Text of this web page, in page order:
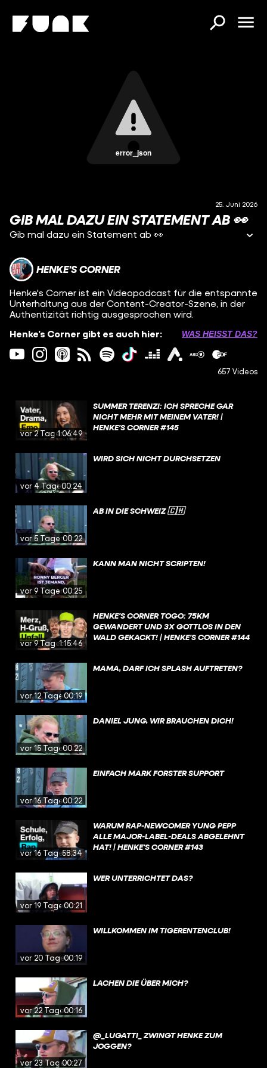
error_json
25. Juni 2026
GIB MAL DAZU EIN STATEMENT AB 👀
Gib mal dazu ein Statement ab 👀
HENKE’S CORNER
Henke's Corner ist ein Videopodcast für die entspannte
Unterhaltung aus der Content-Creator-Szene, in der
Authentizität richtig ausgesprochen wird.
Henke’s Corner gibt es auch hier:
WAS HEISST DAS?
657 Videos
vor 2 Tagen1:06:49
SUMMER TERENZI: ICH SPRECHE GAR
NICHT MEHR MIT MEINEM VATER! |
HENKE'S CORNER #145
vor 4 Tagen00:24
WIRD SICH NICHT DURCHSETZEN
vor 5 Tagen00:22
AB IN DIE SCHWEIZ 🇨🇭
vor 9 Tagen00:25
KANN MAN NICHT SCRIPTEN!
vor 9 Tagen1:15:46
HENKE'S CORNER TOGO: 75KM
GEWANDERT UND 3X GOTTLOS IN DEN
WALD GEKACKT! | HENKE'S CORNER #144
vor 12 Tagen00:19
MAMA, DARF ICH SPLASH AUFTRETEN?
vor 15 Tagen00:22
DANIEL JUNG, WIR BRAUCHEN DICH!
vor 16 Tagen00:22
EINFACH MARK FORSTER SUPPORT
vor 16 Tagen58:34
WARUM RAP-NEWCOMER YUNG PEPP
ALLE MAJOR-LABEL-DEALS ABGELEHNT
HAT! | HENKE'S CORNER #143
vor 19 Tagen00:21
WER UNTERRICHTET DAS?
vor 20 Tagen00:19
WILLKOMMEN IM TIGERENTENCLUB!
vor 22 Tagen00:16
LACHEN DIE ÜBER MICH?
vor 23 Tagen00:27
@_LUGATTI_ ZWINGT HENKE ZUM
JOGGEN?